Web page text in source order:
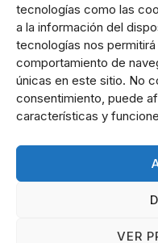
tecnologías como las
a la información del
tecnologías nos
comportamiento de
únicas en este sitio. No
consentimiento, puede
características y
VER
Contáctanos
Plaza Carlos Trías
Tel : +34 644060082
DIRECCIÓN GOOGLE
RESERVAR LLAMADA
Información
Copyright ©